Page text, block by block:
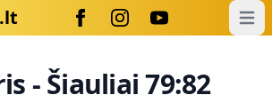
- Šiauliai 79:82